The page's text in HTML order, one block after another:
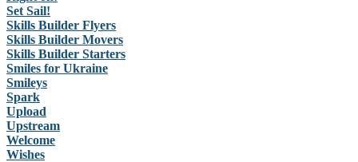
Set Sail!
Skills Builder Flyers
Skills Builder Movers
Skills Builder Starters
Smiles for Ukraine
Smileys
Spark
Upload
Upstream
Welcome
Wishes